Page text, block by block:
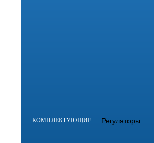
КОМПЛЕКТУЮЩИЕ Регуляторы